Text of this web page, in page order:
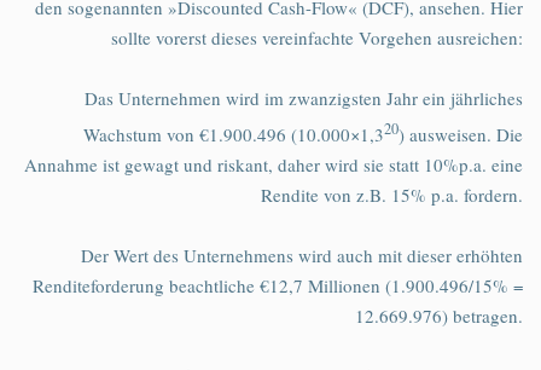
den sogenannten »Discounted Cash-Flow« (DCF), ansehen. Hier
sollte vorerst dieses vereinfachte Vorgehen ausreichen:
Das Unternehmen wird im zwanzigsten Jahr ein jährliches
Wachstum von €1.900.496 (10.000×1,320) ausweisen. Die
Annahme ist gewagt und riskant, daher wird sie statt 10%p.a. eine
Rendite von z.B. 15% p.a. fordern.
Der Wert des Unternehmens wird auch mit dieser erhöhten
Renditeforderung beachtliche €12,7 Millionen (1.900.496/15% =
12.669.976) betragen.